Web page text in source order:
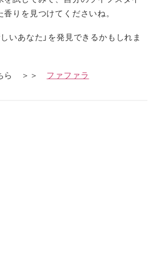
りを見つけてくださいね。
いあなた」を発見できるかもしれま
ら ＞＞ ファファラ